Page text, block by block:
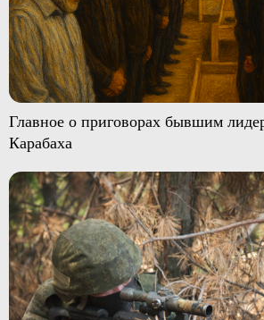
Главное о приговорах бывшим
Карабаха